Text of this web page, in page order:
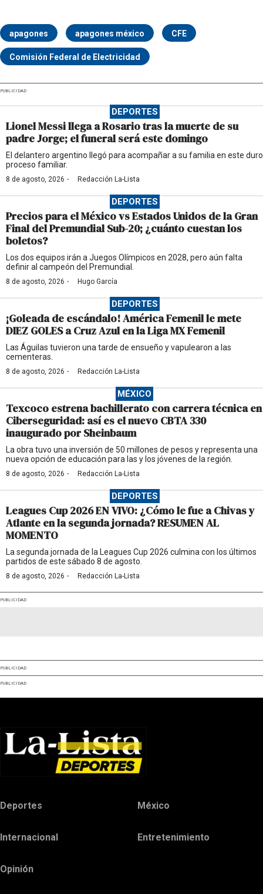
apagones apagones méxico CFE
Comisión Federal de Electricidad
PUBLICIDAD
DEPORTES
Lionel Messi llega a Rosario tras la muerte de su
padre Jorge; el funeral será este domingo
El delantero argentino llegó para acompañar a su familia en este duro
proceso familiar.
8 de agosto, 2026 · Redacción La-Lista
DEPORTES
Precios para el México vs Estados Unidos de la Gran
Final del Premundial Sub-20; ¿cuánto cuestan los
boletos?
Los dos equipos irán a Juegos Olímpicos en 2028, pero aún falta
definir al campeón del Premundial.
8 de agosto, 2026 · Hugo García
DEPORTES
¡Goleada de escándalo! América Femenil le mete
DIEZ GOLES a Cruz Azul en la Liga MX Femenil
Las Águilas tuvieron una tarde de ensueño y vapulearon a las
cementeras.
8 de agosto, 2026 · Redacción La-Lista
MÉXICO
Texcoco estrena bachillerato con carrera técnica en
Ciberseguridad: así es el nuevo CBTA 330
inaugurado por Sheinbaum
La obra tuvo una inversión de 50 millones de pesos y representa una
nueva opción de educación para las y los jóvenes de la región.
8 de agosto, 2026 · Redacción La-Lista
DEPORTES
Leagues Cup 2026 EN VIVO: ¿Cómo le fue a Chivas y
Atlante en la segunda jornada? RESUMEN AL
MOMENTO
La segunda jornada de la Leagues Cup 2026 culmina con los últimos
partidos de este sábado 8 de agosto.
8 de agosto, 2026 · Redacción La-Lista
PUBLICIDAD
PUBLICIDAD
PUBLICIDAD
Deportes México
Internacional Entretenimiento
Opinión